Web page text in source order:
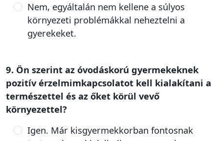
Nem, egyáltalán nem kellene a súlyos
környezeti problémákkal neheztelni a
gyerekeket.
9. Ön szerint az óvodáskorú gyermekeknek
pozitív érzelmimkapcsolatot kell kialakítani a
természettel és az őket körül vevő
környezettel?
Igen. Már kisgyermekkorban fontosnak